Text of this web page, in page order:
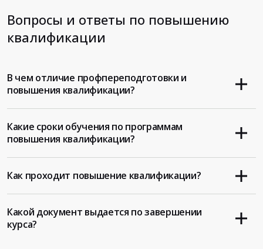
Вопросы и ответы по повышению
квалификации
В чем отличие профпереподготовки и
повышения квалификации?
Какие сроки обучения по программам
повышения квалификации?
Как проходит повышение квалификации?
Какой документ выдается по завершении
курса?